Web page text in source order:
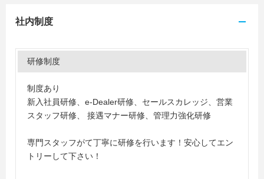
社内制度
研修制度
制度あり
新入社員研修、e-Dealer研修、セールスカレッジ、営業
スタッフ研修、 接遇マナー研修、管理力強化研修
専門スタッフがて丁寧に研修を行います！安心してエン
トリーして下さい！